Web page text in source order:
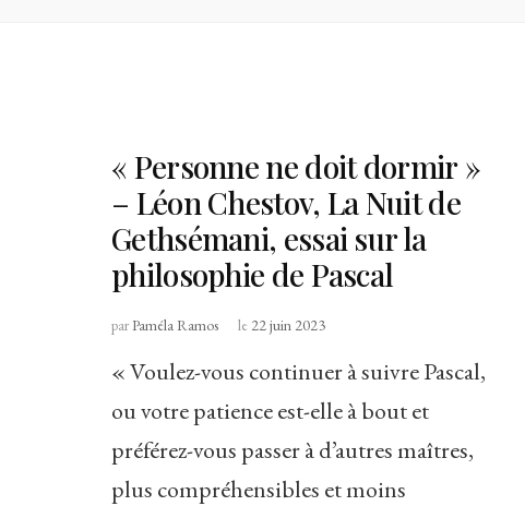
« Personne ne doit dormir »
– Léon Chestov, La Nuit de
Gethsémani, essai sur la
philosophie de Pascal
parPaméla Ramos le 22 juin 2023
« Voulez-vous continuer à suivre Pascal,
ou votre patience est-elle à bout et
préférez-vous passer à d’autres maîtres,
plus compréhensibles et moins